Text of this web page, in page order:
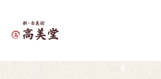
ホーム諸作家